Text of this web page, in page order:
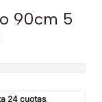
90cm 5